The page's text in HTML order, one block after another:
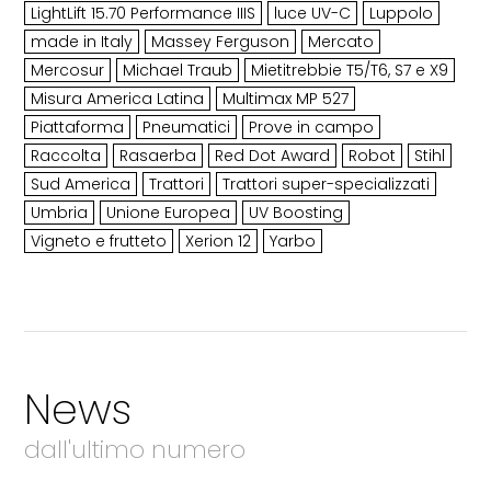
LightLift 15.70 Performance IIIS
luce UV-C
Luppolo
made in Italy
Massey Ferguson
Mercato
Mercosur
Michael Traub
Mietitrebbie T5/T6, S7 e X9
Misura America Latina
Multimax MP 527
Piattaforma
Pneumatici
Prove in campo
Raccolta
Rasaerba Red Dot Award Robot
Stihl
Sud America
Trattori
Trattori super-specializzati
Umbria
Unione Europea
UV Boosting
Vigneto e frutteto
Xerion 12 Yarbo
News
dall'ultimo numero